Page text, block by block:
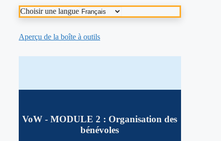
Choisir une langue
Aperçu de la boîte à outils
VoW- MODULE 2 : Organisationdes
bénévoles